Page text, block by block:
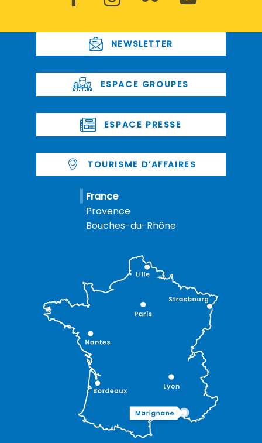
NEWSLETTER
ESPACE GROUPES
ESPACE PRESSE
TOURISME D’AFFAIRES
France
Provence
Bouches-du-Rhône